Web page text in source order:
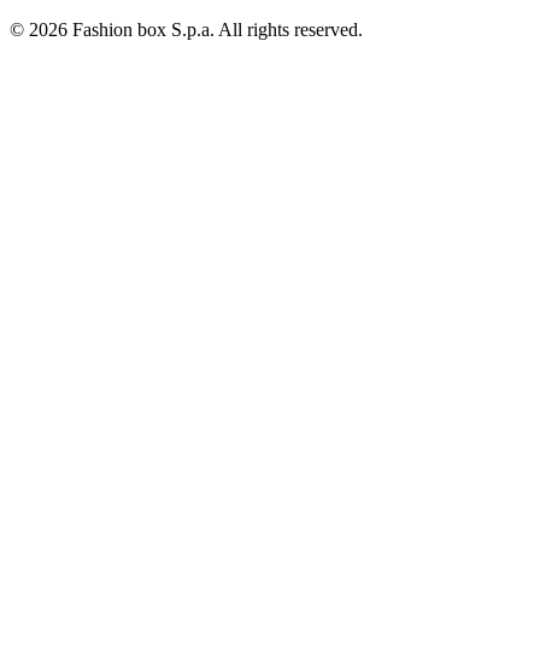
© 2026 Fashion box S.p.a. All rights reserved.